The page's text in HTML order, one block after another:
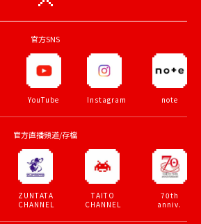
官方SNS
YouTube Instagram note
官方直播頻道/存檔
ZUNTATA
CHANNEL
TAITO
CHANNEL
70th
anniv.